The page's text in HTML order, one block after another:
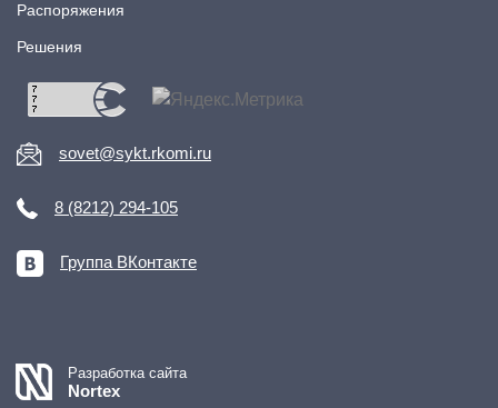
Распоряжения
Решения
sovet@sykt.rkomi.ru
8 (8212) 294-105
Группа ВКонтакте
Разработка сайта
Nortex